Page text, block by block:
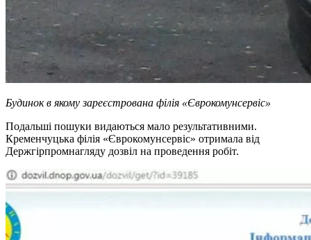
Будинок в якому зареєстрована філія «Єврокомунсервіс»
Подальші пошуки видаються мало результативними.
Кременчуцька філія «Єврокомунсервіс» отримала від
Держгірпромнагляду дозвіл на проведення робіт.